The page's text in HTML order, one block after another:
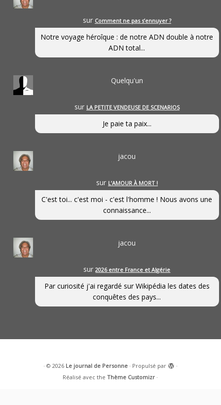
sur Comment ne pas s’ennuyer ?
Notre voyage héroîque : de notre ADN double à notre
ADN total...
Quelqu'un
sur LA PETITE VENDEUSE DE SCENARIOS
Je paie ta paix...
jacou
sur L’AMOUR À MORT !
C'est toi... c'est moi - c'est l'homme ! Nous avons une
connaissance...
jacou
sur2026 entre France et Algérie
Par curiosité j'ai regardé sur Wikipédia les dates des
conquêtes des pays...
· © 2026 Le journal de Personne· Propulsé par
·
Réalisé avec theThème Customizr ·